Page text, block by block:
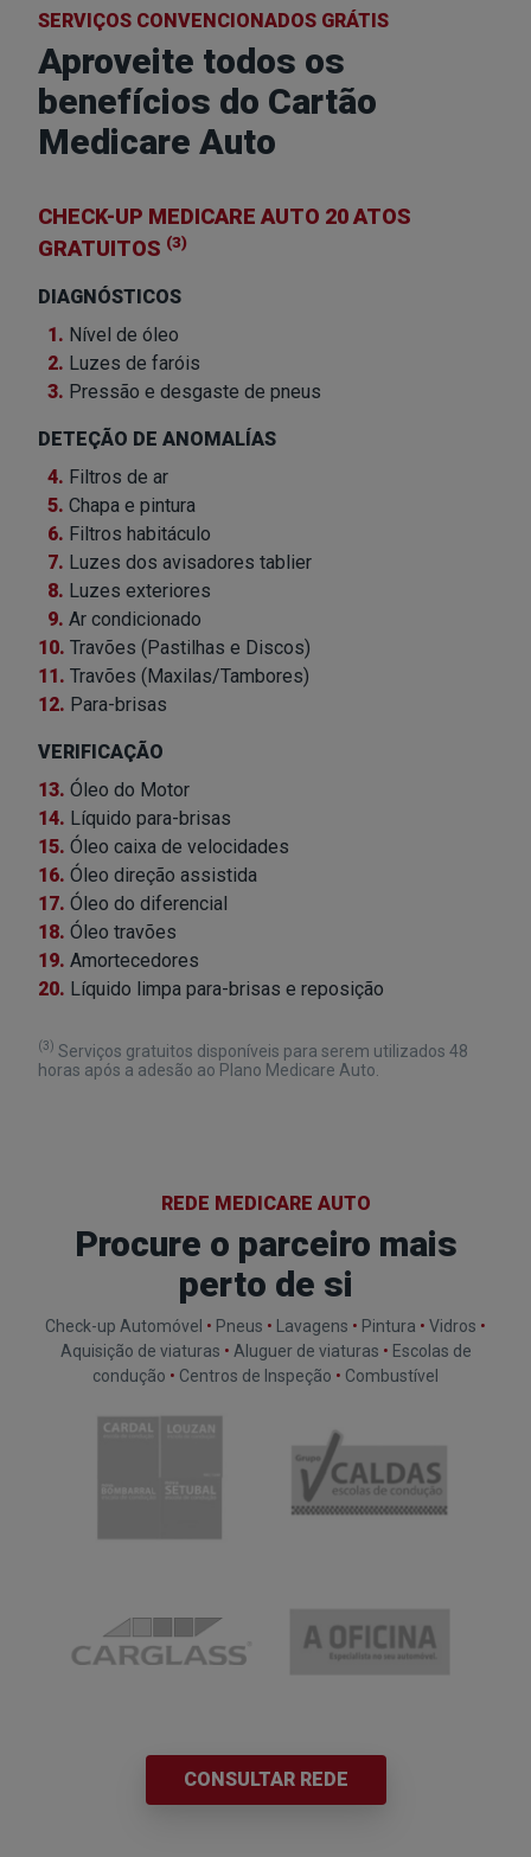
SERVIÇOS CONVENCIONADOS GRÁTIS
Aproveite todos os
benefícios do Cartão
Medicare Auto
CHECK-UP MEDICARE AUTO 20 ATOS
GRATUITOS (3)
DIAGNÓSTICOS
1. Nível de óleo
2. Luzes de faróis
3. Pressão e desgaste de pneus
DETEÇÃO DE ANOMALÍAS
4. Filtros de ar
5. Chapa e pintura
6. Filtros habitáculo
7. Luzes dos avisadores tablier
8. Luzes exteriores
9. Ar condicionado
10. Travões (Pastilhas e Discos)
11. Travões (Maxilas/Tambores)
12. Para-brisas
VERIFICAÇÃO
13. Óleo do Motor
14. Líquido para-brisas
15. Óleo caixa de velocidades
16. Óleo direção assistida
17. Óleo do diferencial
18. Óleo travões
19. Amortecedores
20. Líquido limpa para-brisas e reposição
(3) Serviços gratuitos disponíveis para serem utilizados 48
horas após a adesão ao Plano Medicare Auto.
REDE MEDICARE AUTO
Procure o parceiro mais
perto de si
Check-up Automóvel • Pneus • Lavagens • Pintura • Vidros •
Aquisição de viaturas • Aluguer de viaturas • Escolas de
condução • Centros de Inspeção • Combustível
CONSULTAR REDE